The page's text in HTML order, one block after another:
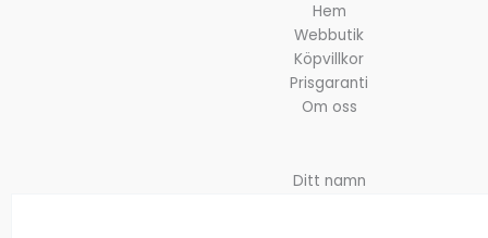
Hem
Webbutik
Köpvillkor
Prisgaranti
Om oss
Ditt namn